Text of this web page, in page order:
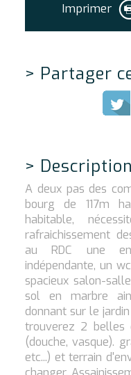
Imprimer
> Partager
>
A deux pas des
bourg de 117m
habitable,
rafraichissement
au RDC une
indépendante, un
spacieux salon-
sol en marbre
donnant sur le
trouverez 2 belles
(douche, vasque).
etc...) et terrain